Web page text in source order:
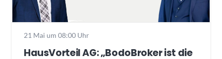
21 Mai um 08:00 Uhr
HausVorteil AG: „BodoBroker ist die